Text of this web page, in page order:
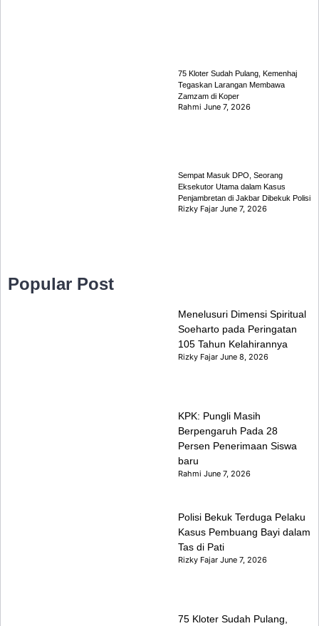
75 Kloter Sudah Pulang, Kemenhaj
Tegaskan Larangan Membawa
Zamzam di Koper
RahmiJune 7, 2026
Sempat Masuk DPO, Seorang
Eksekutor Utama dalam Kasus
Penjambretan di Jakbar Dibekuk Polisi
Rizky FajarJune 7, 2026
Popular Post
Menelusuri Dimensi Spiritual
Soeharto pada Peringatan
105 Tahun Kelahirannya
Rizky FajarJune 8, 2026
KPK: Pungli Masih
Berpengaruh Pada 28
Persen Penerimaan Siswa
baru
RahmiJune 7, 2026
Polisi Bekuk Terduga Pelaku
Kasus Pembuang Bayi dalam
Tas di Pati
Rizky FajarJune 7, 2026
75 Kloter Sudah Pulang,